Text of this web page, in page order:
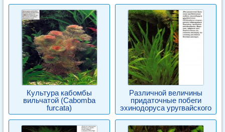
Культура кабомбы
вильчатой (Cabomba
furcata)
Различной величины
придаточные побеги
эхинодоруса уругвайского